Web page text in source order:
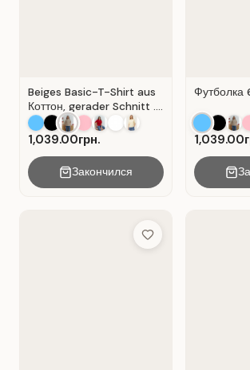
Beiges Basic-T-Shirt aus
Коттон, gerader Schnitt .
Beige.
1,039.00грн.
Закончился
Футболка
Add to Wish List